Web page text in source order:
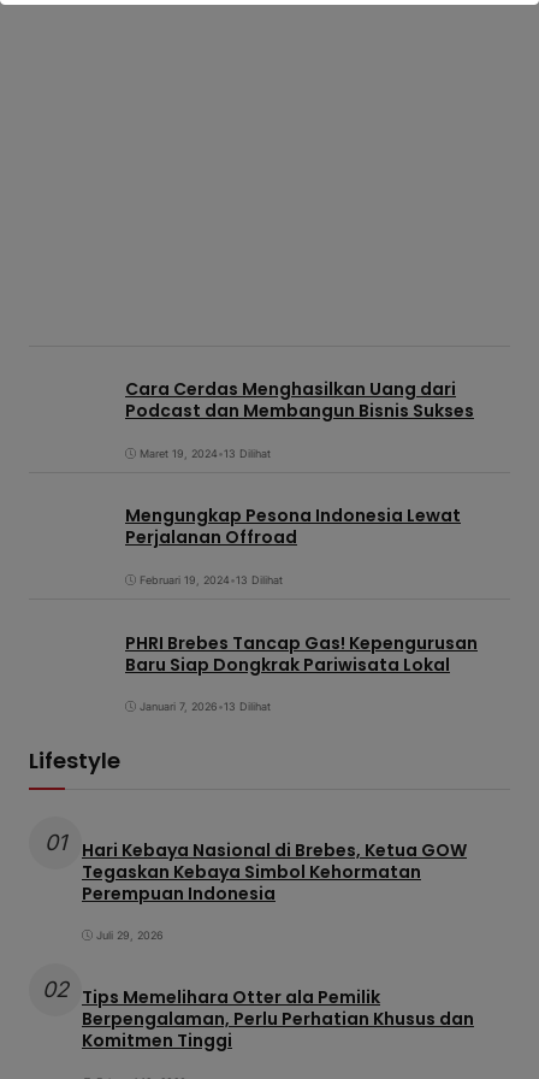
Cara Cerdas Menghasilkan Uang dari
Podcast dan Membangun Bisnis Sukses
Maret 19, 2024•13 Dilihat
Mengungkap Pesona Indonesia Lewat
Perjalanan Offroad
Februari 19, 2024•13 Dilihat
PHRI Brebes Tancap Gas! Kepengurusan
Baru Siap Dongkrak Pariwisata Lokal
Januari 7, 2026•13 Dilihat
Lifestyle
01
Hari Kebaya Nasional di Brebes, Ketua GOW
Tegaskan Kebaya Simbol Kehormatan
Perempuan Indonesia
Juli 29, 2026
02 Tips Memelihara Otter ala Pemilik
Berpengalaman, Perlu Perhatian Khusus dan
Komitmen Tinggi